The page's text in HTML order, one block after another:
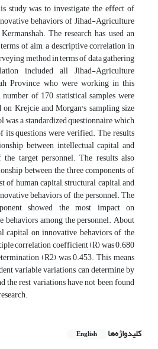
study was to investigate the effect of
behaviors of Jihad-Agriculture
The research has used an
of aim, a descriptive correlation in
method in terms of data gathering
included all Jihad-Agriculture
Province who were working in this
of 170 statistical samples were
on Krejcie and Morgan's sampling size
was a standardized questionnaire which
questions were verified. The results
between intellectual capital and
target personnel. The results also
between the three components of
of human capital, structural capital, and
behaviors of the personnel. The
showed the most impact on
among the personnel. About
capital on innovative behaviors of the
correlation coefficient (R) was 0.680
(R2) was 0.453. This means
variable variations can determine by
the rest variations have not been found
کلیدواژه‌ها English